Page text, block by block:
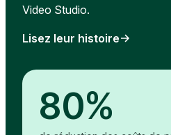
Video Studio.
Lisez leur histoire
80%